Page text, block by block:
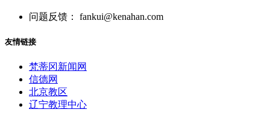
问题反馈： fankui@kenahan.com
友情链接
梵蒂冈新闻网
信德网
北京教区
辽宁教理中心